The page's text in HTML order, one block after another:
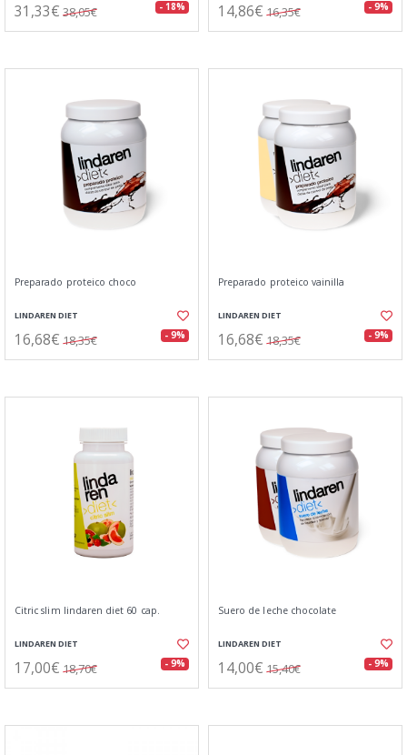
31,33€ 38,05€ - 18% 14,86€ 16,35€ - 9%
Preparado proteico choco
LINDAREN DIET
16,68€ 18,35€ - 9%
Preparado proteico vainilla
LINDAREN DIET
16,68€ 18,35€ - 9%
Citric slim lindaren diet 60 cap.
LINDAREN DIET
17,00€ 18,70€ - 9%
Suero de leche chocolate
LINDAREN DIET
14,00€ 15,40€ - 9%